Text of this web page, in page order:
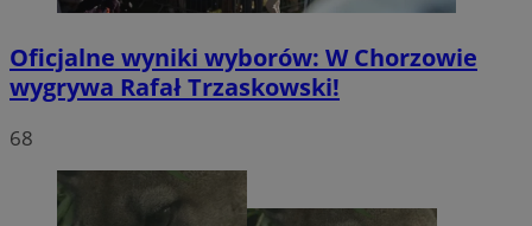
Oficjalne wyniki wyborów: W Chorzowie
wygrywa Rafał Trzaskowski!
68